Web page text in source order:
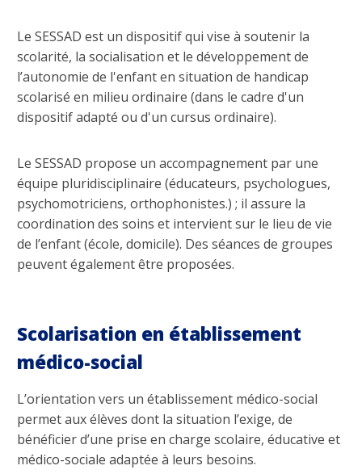
Le SESSAD est un dispositif qui vise à soutenir la
scolarité, la socialisation et le développement de
l’autonomie de l'enfant en situation de handicap
scolarisé en milieu ordinaire (dans le cadre d'un
dispositif adapté ou d'un cursus ordinaire).
Le SESSAD propose un accompagnement par une
équipe pluridisciplinaire (éducateurs, psychologues,
psychomotriciens, orthophonistes.) ; il assure la
coordination des soins et intervient sur le lieu de vie
de l’enfant (école, domicile). Des séances de groupes
peuvent également être proposées.
Scolarisation en établissement
médico-social
L’orientation vers un établissement médico-social
permet aux élèves dont la situation l’exige, de
bénéficier d’une prise en charge scolaire, éducative et
médico-sociale adaptée à leurs besoins.